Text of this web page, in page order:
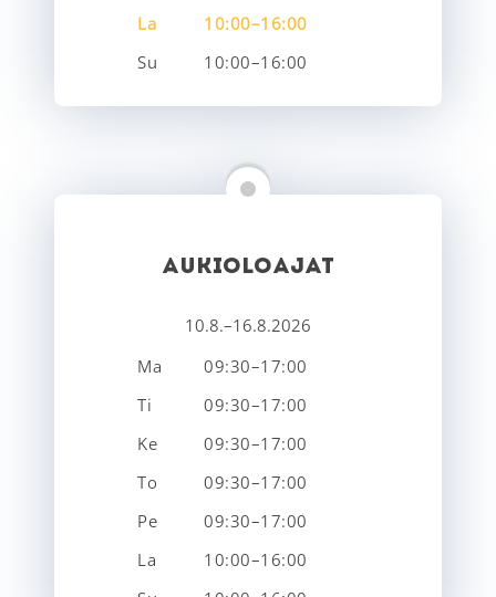
La
10:00–16:00
Su
10:00–16:00
AUKIOLOAJAT
10.8.–16.8.2026
Ma
09:30–17:00
Ti
09:30–17:00
Ke
09:30–17:00
To
09:30–17:00
Pe
09:30–17:00
La
10:00–16:00